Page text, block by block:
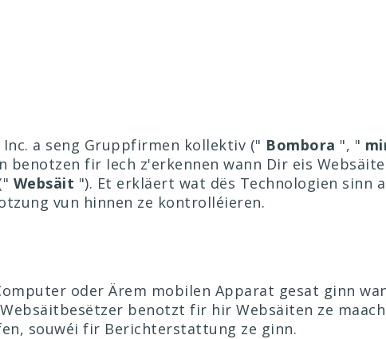
a seng Gruppfirmen kollektiv (" Bombora ", "
benotzen fir Iech z'erkennen wann Dir eis
Websäit "). Et erkläert wat dës Technologien sinn
vun hinnen ze kontrolléieren.
oder Ärem mobilen Apparat gesat ginn
benotzt fir hir Websäiten ze
souwéi fir Berichterstattung ze ginn.